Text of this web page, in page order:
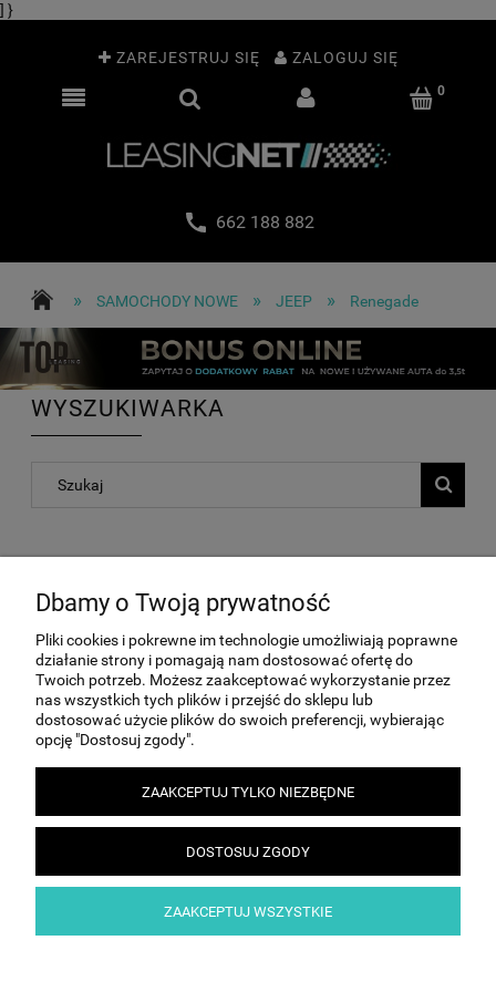
] }
ZAREJESTRUJ SIĘ ZALOGUJ SIĘ
662 188 882
» SAMOCHODY NOWE » JEEP » Renegade
WYSZUKIWARKA
Nie znaleziono produktów spełniających podane kryteria.
MOJE KONTO
INFORMACJE
PŁATNOŚCI I DOSTAWA
Franciszka Klimczaka 1, 02-797 Warszawa | Email:
| Telefon:
Dbamy o Twoją prywatność
Pliki cookies i pokrewne im technologie umożliwiają poprawne
działanie strony i pomagają nam dostosować ofertę do
Twoich potrzeb. Możesz zaakceptować wykorzystanie przez
nas wszystkich tych plików i przejść do sklepu lub
dostosować użycie plików do swoich preferencji, wybierając
opcję "Dostosuj zgody".
ZAAKCEPTUJ TYLKO NIEZBĘDNE
DOSTOSUJ ZGODY
ZAAKCEPTUJ WSZYSTKIE